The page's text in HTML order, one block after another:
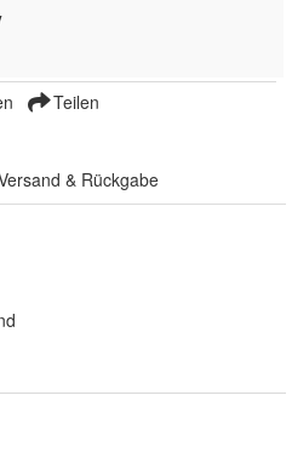
Teilen
& Rückgabe